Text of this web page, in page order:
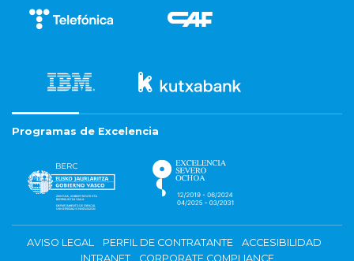
Programas de Excelencia
AVISO LEGAL PERFIL DE CONTRATANTE
ACCESIBILIDAD
INTRANET
CORPORATE COMPLIANCE